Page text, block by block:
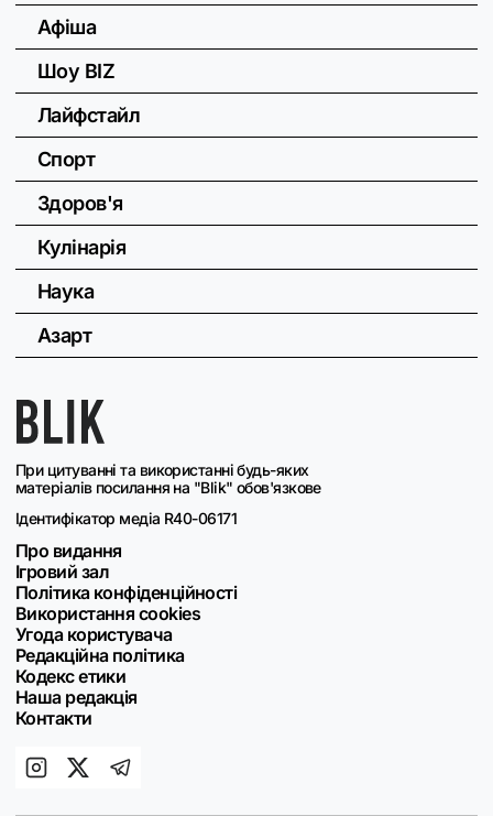
При цитуванні та використанні будь-яких
матеріалів посилання на "Blik" обов'язкове
Ідентифікатор медіа R40-06171
Про видання
Ігровий зал
Політика конфіденційності
Використання cookies
Угода користувача
Редакційна політика
Кодекс етики
Наша редакція
Контакти
Афіша
Шоу BIZ
Лайфстайл
Спорт
Здоров'я
Кулінарія
Наука
Азарт